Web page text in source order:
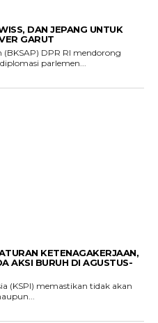
DAN JEPANG UNTUK
GARUT
DPR RI mendorong
parlemen...
KETENAGAKERJAAN,
AKSI BURUH DI AGUSTUS-
(KSPI) memastikan tidak akan